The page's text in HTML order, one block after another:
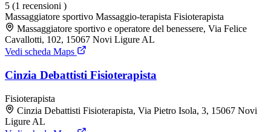
5 (1 recensioni )
Massaggiatore sportivo Massaggio-terapista Fisioterapista
Massaggiatore sportivo e operatore del benessere, Via Felice
Cavallotti, 102, 15067 Novi Ligure AL
Vedi scheda Maps
Cinzia Debattisti Fisioterapista
Fisioterapista
Cinzia Debattisti Fisioterapista, Via Pietro Isola, 3, 15067 Novi
Ligure AL